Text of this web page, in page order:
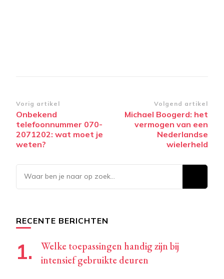
Bericht
navigatie
Vorig artikel
Onbekend
telefoonnummer 070-
2071202: wat moet je
weten?
Volgend artikel
Michael Boogerd: het
vermogen van een
Nederlandse
wielerheld
Op
zoek
RECENTE BERICHTEN
Welke toepassingen handig zijn bij
intensief gebruikte deuren